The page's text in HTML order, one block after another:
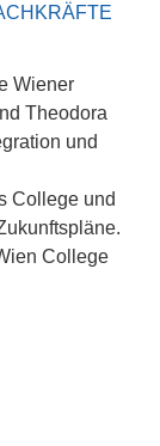
Wiener
Theodora
und
College und
College